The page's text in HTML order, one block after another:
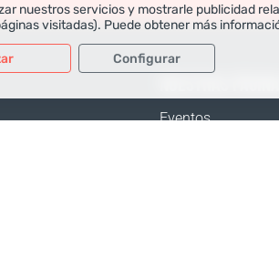
nuestros servicios y mostrarle publicidad
visitadas). Puede obtener más
Configurar
Eventos